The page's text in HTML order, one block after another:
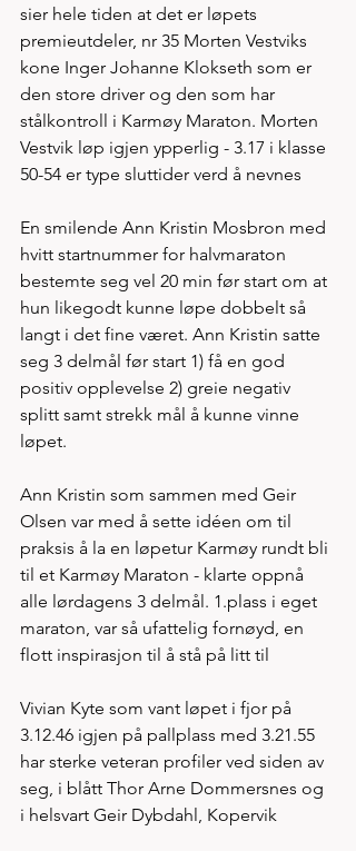
sier hele tiden at det er løpets
premieutdeler, nr 35 Morten Vestviks
kone Inger Johanne Klokseth som er
den store driver og den som har
stålkontroll i Karmøy Maraton. Morten
Vestvik løp igjen ypperlig - 3.17 i klasse
50-54 er type sluttider verd å nevnes
En smilende Ann Kristin Mosbron med
hvitt startnummer for halvmaraton
bestemte seg vel 20 min før start om at
hun likegodt kunne løpe dobbelt så
langt i det fine været. Ann Kristin satte
seg 3 delmål før start 1) få en god
positiv opplevelse 2) greie negativ
splitt samt strekk mål å kunne vinne
løpet.
Ann Kristin som sammen med Geir
Olsen var med å sette idéen om til
praksis å la en løpetur Karmøy rundt bli
til et Karmøy Maraton - klarte oppnå
alle lørdagens 3 delmål. 1.plass i eget
maraton, var så ufattelig fornøyd, en
flott inspirasjon til å stå på litt til
Vivian Kyte som vant løpet i fjor på
3.12.46 igjen på pallplass med 3.21.55
har sterke veteran profiler ved siden av
seg, i blått Thor Arne Dommersnes og
i helsvart Geir Dybdahl, Kopervik